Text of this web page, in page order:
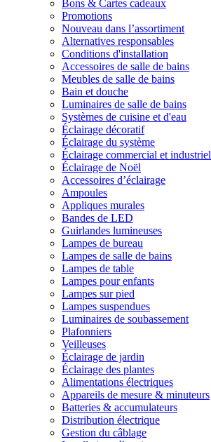
Bons & Cartes cadeaux
Promotions
Nouveau dans l’assortiment
Alternatives responsables
Conditions d'installation
Accessoires de salle de bains
Meubles de salle de bains
Bain et douche
Luminaires de salle de bains
Systèmes de cuisine et d'eau
Éclairage décoratif
Éclairage du système
Éclairage commercial et industriel
Éclairage de Noël
Accessoires d’éclairage
Ampoules
Appliques murales
Bandes de LED
Guirlandes lumineuses
Lampes de bureau
Lampes de salle de bains
Lampes de table
Lampes pour enfants
Lampes sur pied
Lampes suspendues
Luminaires de soubassement
Plafonniers
Veilleuses
Éclairage de jardin
Éclairage des plantes
Alimentations électriques
Appareils de mesure & minuteurs
Batteries & accumulateurs
Distribution électrique
Gestion du câblage